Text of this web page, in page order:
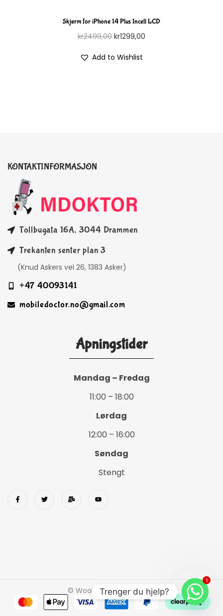
Skjerm for iPhone 14 Plus Incell LCD
kr2499,00 kr1299,00
Add to Wishlist
KONTAKTINFORMASJON
Tollbugata 16A, 3044 Drammen
Trekanten senter plan 3
(Knud Askers vei 26, 1383 Asker)
+47 40093141
mobiledoctor.no@gmail.com
Åpningstider
Mandag – Fredag
11:00 – 18:00
Lørdag
12:00 – 16:00
Søndag
Stengt
© Wookids 2023 Woostify
1
Trenger du hjelp?